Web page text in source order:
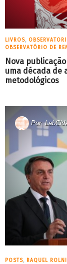
LIVROS,
OBSERVATÓRIO DE
Nova
uma década de
metodológicos
Por
POSTS, RAQUEL